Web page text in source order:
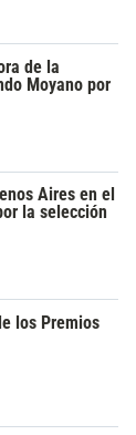
de la
Moyano por
Aires en el
la selección
los Premios